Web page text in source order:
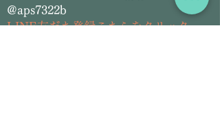
@aps7322b
LINE友だち登録こちらをクリック